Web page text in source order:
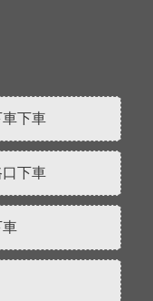
下車
下車
車